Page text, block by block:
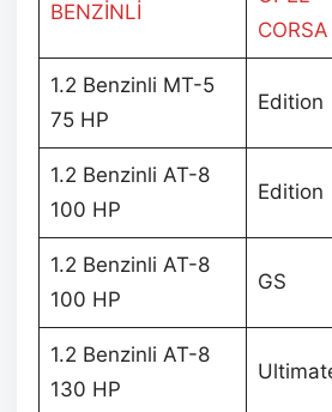
BENZİNLİ
CORSA
1.2 Benzinli MT-5
75 HP
Edition
1.2 Benzinli AT-8
100 HP
Edition
1.2 Benzinli AT-8
100 HP
GS
1.2 Benzinli AT-8
130 HP